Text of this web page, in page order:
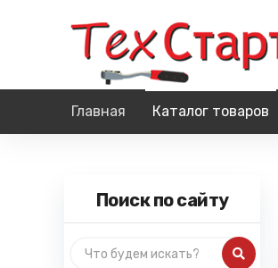
Главная Каталог товаров
Поиск по сайту